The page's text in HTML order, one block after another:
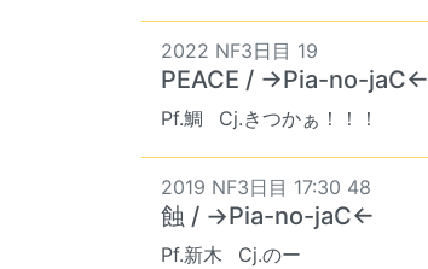
2022 NF3日目 19
PEACE / →Pia-no-jaC←
Pf.鯛 Cj.きつかぁ！！！
2019 NF3日目 17:30 48
蝕 / →Pia-no-jaC←
Pf.新木 Cj.のー